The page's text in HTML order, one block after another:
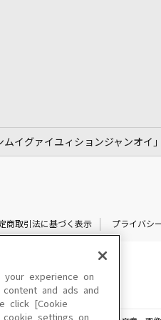
ムイグァイユィションジャンオイ
商取引法に基づく表示 プライバシ
experience on
and ads and
click [Cookie
settings on